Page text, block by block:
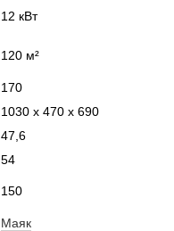
12 кВт
120 м²
170
1030 х 470 х 690
47,6
54
150
Маяк